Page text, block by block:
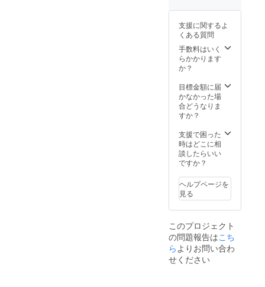
ロゴの
メ
デュー
サは石
沢彰氏
のト
でもあ
るパー
マな髪
と石に
なると
いう迷
信がメ
サには
あるの
で石沢
彰氏の
も石と
いう字
がある
のでそ
とわざ
彰氏の
スケー
トボー
ディン
てみま
した。
ロゴの
サは石
沢彰氏
のト
レード
でもあ
るパー
マな髪
型と目
と石に
なると
いう迷
信がメ
デュー
込/送料
収書必
要な場
合は
メッ
セージ
連絡く
ださ
い。 グ
ラ
ク内に
ある「a
rolling
stone
no
moss」
は直訳
すると
る石に
苔つか
ず」の
意。 ア
メリカ
支援に関するよ
くある質問
手数料はいく
らかかります
か？
目標金額に届
かなかった場
合どうなりま
すか？
支援で困った
時はどこに相
談したらいい
ですか？
ヘルプページを
見る
このプロジェクト
の問題報告はこち
ら よりお問い合わ
せください